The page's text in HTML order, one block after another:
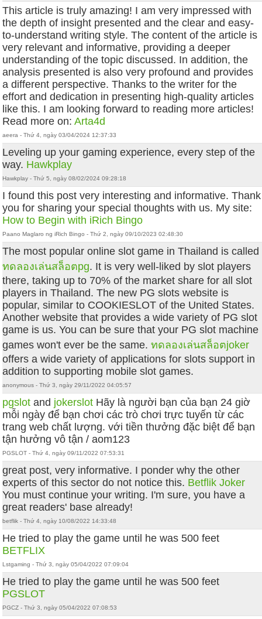
This article is truly amazing! I am very impressed with
the depth of insight presented and the clear and easy-
to-understand writing style. The content of the article is
very relevant and informative, providing a deeper
understanding of the topic discussed. In addition, the
analysis presented is also very profound and provides
a different perspective. Thanks to the writer for the
effort and dedication in presenting high-quality articles
like this. I am looking forward to reading more articles!
Read more on:Arta4d
aeera - Thứ 4, ngày 03/04/2024 12:37:33
Leveling up your gaming experience, every step of the
way. Hawkplay
Hawkplay - Thứ 5, ngày 08/02/2024 09:28:18
I found this post very interesting and informative. Thank
you for sharing your special thoughts with us. My site:
How to Begin with iRich Bingo
Paano Maglaro ng iRich Bingo - Thứ 2, ngày 09/10/2023 02:48:30
The most popular online slot game in Thailand is called
ทดลองเล่นสล็อตpg. It is very well-liked by slot players
there, taking up to 70% of the market share for all slot
players in Thailand. The new PG slots website is
popular, similar to COOKIESLOT of the United States.
Another website that provides a wide variety of PG slot
game is us. You can be sure that your PG slot machine
games won't ever be the same.ทดลองเล่นสล็อตjoker
offers a wide variety of applications for slots support in
addition to supporting mobile slot games.
anonymous - Thứ 3, ngày 29/11/2022 04:05:57
pgslot and jokerslot Hãy là người bạn của bạn 24 giờ
mỗi ngày để bạn chơi các trò chơi trực tuyến từ các
trang web chất lượng. với tiền thưởng đặc biệt để bạn
tận hưởng vô tận / aom123
PGSLOT - Thứ 4, ngày 09/11/2022 07:53:31
great post, very informative. I ponder why the other
experts of this sector do not notice this. Betflik Joker
You must continue your writing. I'm sure, you have a
great readers' base already!
betflik - Thứ 4, ngày 10/08/2022 14:33:48
He tried to play the game until he was 500 feet
BETFLIX
Lstgaming - Thứ 3, ngày 05/04/2022 07:09:04
He tried to play the game until he was 500 feet
PGSLOT
PGCZ - Thứ 3, ngày 05/04/2022 07:08:53